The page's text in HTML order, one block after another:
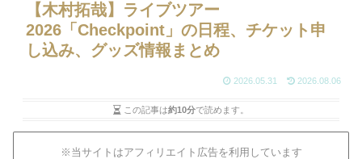
【木村拓哉】ライブツアー
2026「Checkpoint」の日程、チケット申
し込み、グッズ情報まとめ
2026.05.31 2026.08.06
この記事は約10分で読めます。
※当サイトはアフィリエイト広告を利用しています